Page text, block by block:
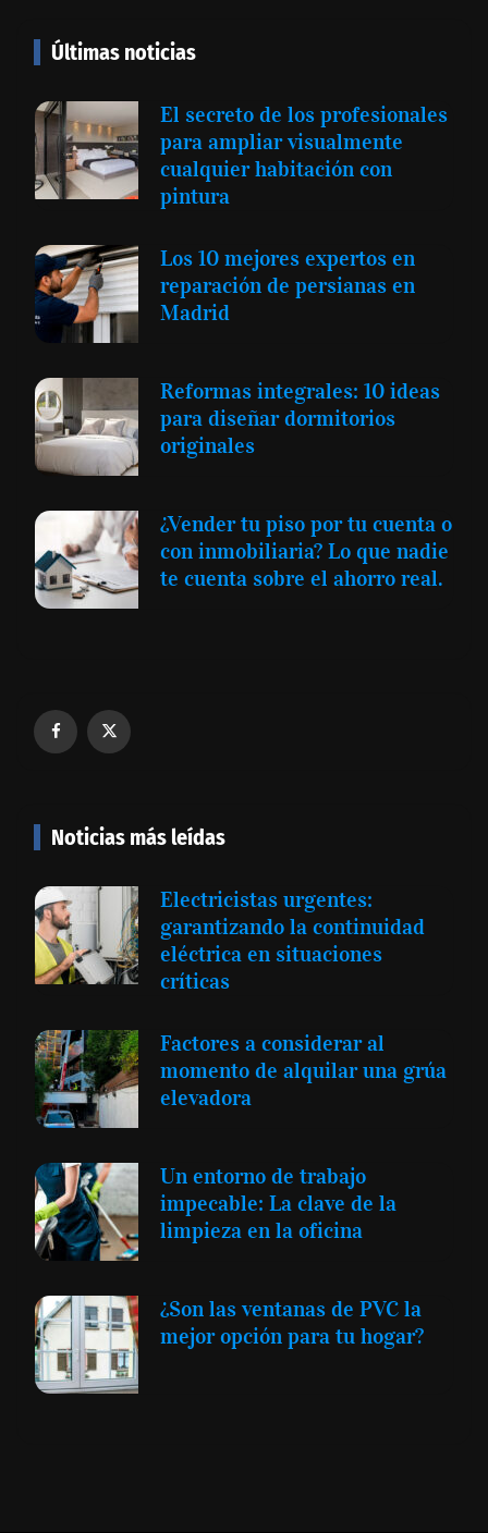
Últimas noticias
El secreto de los profesionales
para ampliar visualmente
cualquier habitación con
pintura
Los 10 mejores expertos en
reparación de persianas en
Madrid
Reformas integrales: 10 ideas
para diseñar dormitorios
originales
¿Vender tu piso por tu cuenta o
con inmobiliaria? Lo que nadie
te cuenta sobre el ahorro real.
Noticias más leídas
Electricistas urgentes:
garantizando la continuidad
eléctrica en situaciones
críticas
Factores a considerar al
momento de alquilar una grúa
elevadora
Un entorno de trabajo
impecable: La clave de la
limpieza en la oficina
¿Son las ventanas de PVC la
mejor opción para tu hogar?